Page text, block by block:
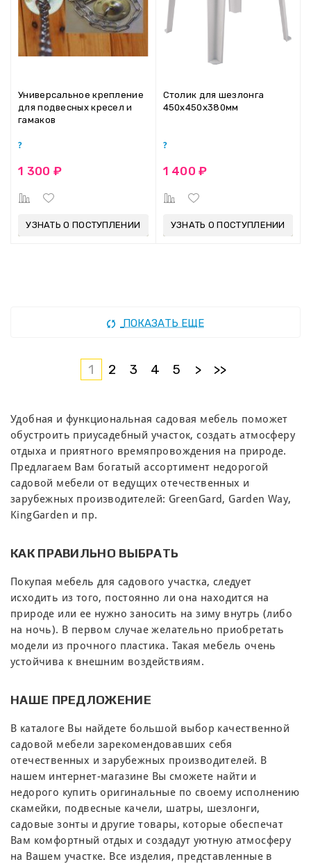
Универсальное крепление
для подвесных кресел и
гамаков
1 300 ₽
УЗНАТЬ О ПОСТУПЛЕНИИ
Столик для шезлонга
450х450х380мм
1 400 ₽
УЗНАТЬ О ПОСТУПЛЕНИИ
ПОКАЗАТЬ ЕЩЕ
1 2 3 4 5 > >>
Удобная и функциональная садовая мебель поможет
обустроить приусадебный участок, создать атмосферу
отдыха и приятного времяпровождения на природе.
Предлагаем Вам богатый ассортимент недорогой
садовой мебели от ведущих отечественных и
зарубежных производителей: GreenGard, Garden Way,
KingGarden и пр.
КАК ПРАВИЛЬНО ВЫБРАТЬ
Покупая мебель для садового участка, следует
исходить из того, постоянно ли она находится на
природе или ее нужно заносить на зиму внутрь (либо
на ночь). В первом случае желательно приобретать
модели из прочного пластика. Такая мебель очень
устойчива к внешним воздействиям.
НАШЕ ПРЕДЛОЖЕНИЕ
В каталоге Вы найдете большой выбор качественной
садовой мебели зарекомендовавших себя
отечественных и зарубежных производителей. В
нашем интернет-магазине Вы сможете найти и
недорого купить оригинальные по своему исполнению
скамейки, подвесные качели, шатры, шезлонги,
садовые зонты и другие товары, которые обеспечат
Вам комфортный отдых и создадут уютную атмосферу
на Вашем участке. Все изделия, представленные в